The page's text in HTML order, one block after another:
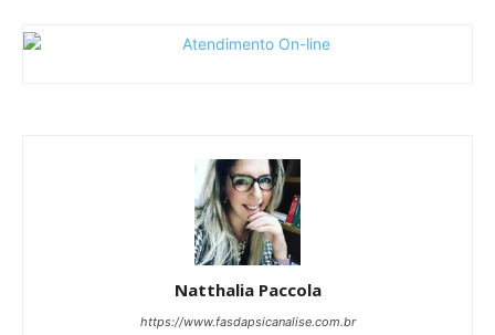
Natthalia Paccola
https://www.fasdapsicanalise.com.br